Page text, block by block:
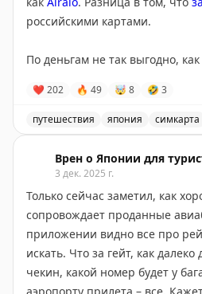
снова стали цифровым
российскими картами.
По деньгам не так выгодно, как
оперативно отслеживать
приятное, оперативно
повторной установки симки).
Если неохота докупать, то
хватит на две недели без
неоднократно (в этот раз за
примерно 25). А
брать, это почти всегда обман
реального быстрого трафика,
Airalo, Trip – у всех так (если нужен реальный
❤ 202 🔥 49 🤯 8 🤣 3
путешествия япония симкарта
Врен о Японии для
3 дек. 2025 г.
Только сейчас заметил, как
сопровождает проданные
приложении видно все про
искать. Что за гейт, как далеко
чекин, какой номер будет у